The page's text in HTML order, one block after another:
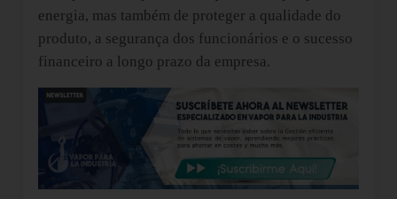
energia, mas também de proteger a qualidade do
produto, a segurança dos funcionários e o sucesso
financeiro a longo prazo da empresa.